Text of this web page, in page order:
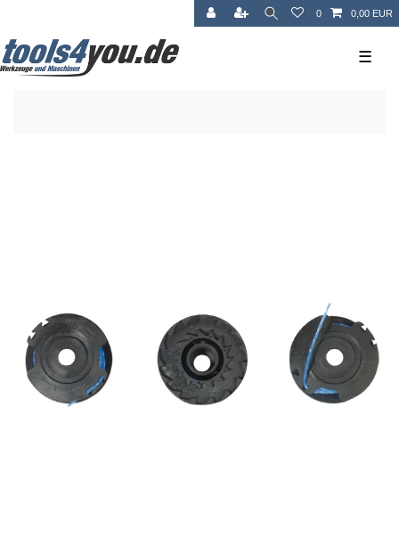
0 0,00 EUR
☰